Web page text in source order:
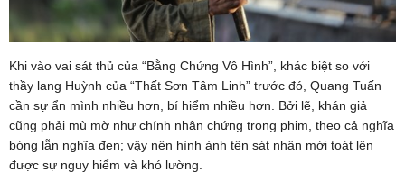
Khi vào vai sát thủ của “Bằng Chứng Vô Hình”, khác biệt so với
thầy lang Huỳnh của “Thất Sơn Tâm Linh” trước đó, Quang Tuấn
cần sự ẩn mình nhiều hơn, bí hiểm nhiều hơn. Bởi lẽ, khán giả
cũng phải mù mờ như chính nhân chứng trong phim, theo cả nghĩa
bóng lẫn nghĩa đen; vậy nên hình ảnh tên sát nhân mới toát lên
được sự nguy hiểm và khó lường.